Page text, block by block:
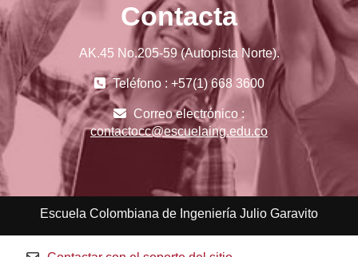
Contacta
AK.45 No.205-59 (Autopista Norte).
Teléfono : +57(1) 668 3600
Correo electrónico :
contactocc@escuelaing.edu.co
Escuela Colombiana de Ingeniería Julio Garavito